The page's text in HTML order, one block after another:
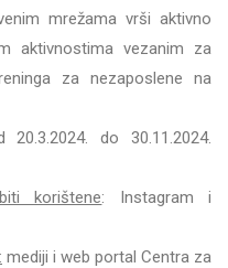
mrežama vrši aktivno
aktivnostima vezanim za
za nezaposlene na
20.3.2024. do 30.11.2024.
korištene: Instagram i
mediji i web portal Centra za